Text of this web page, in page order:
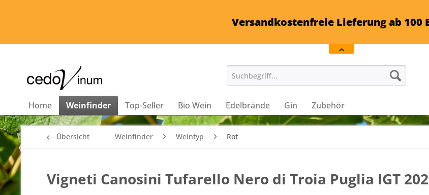
Versandkostenfreie Lieferung ab 100
Home Weinfinder Top-Seller Bio Wein Edelbrände Gin Zubehör
Übersicht Weinfinder Weintyp Rot
Vigneti Canosini Tufarello Nero di Troia Puglia IGT